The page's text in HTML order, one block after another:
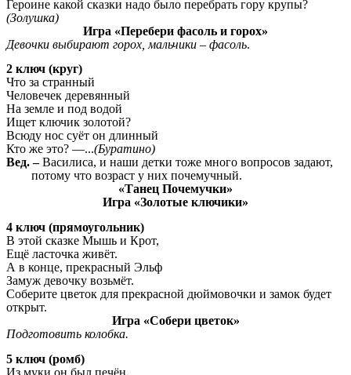
Героине какой сказки надо было перебрать гору крупы?
(Золушка)
Игра «Перебери фасоль и горох»
Девочки выбирают горох, мальчики – фасоль.
2 ключ (круг)
Что за странный
Человечек деревянный
На земле и под водой
Ищет ключик золотой?
Всюду нос суёт он длинный
Кто же это? —...(Буратино)
Вед. –Василиса, и наши детки тоже много вопросов задают,
потому что возраст у них почемучный.
«Танец Почемучки»
Игра «Золотые ключики»
4 ключ (прямоугольник)
В этой сказке Мышь и Крот,
Ещё ласточка живёт.
А в конце, прекрасный Эльф
Замуж девочку возьмёт.
Соберите цветок для прекрасной дюймовочки и замок будет
открыт.
Игра «Собери цветок»
Подготовить колобка.
5 ключ (ромб)
Из муки он был печён,